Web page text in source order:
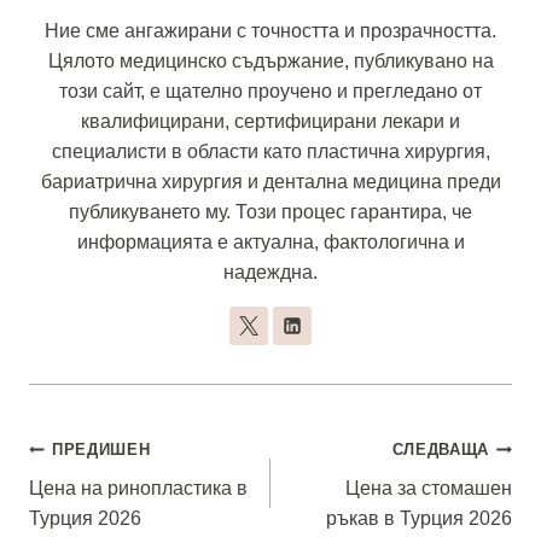
Ние сме ангажирани с точността и прозрачността.
Цялото медицинско съдържание, публикувано на
този сайт, е щателно проучено и прегледано от
квалифицирани, сертифицирани лекари и
специалисти в области като пластична хирургия,
бариатрична хирургия и дентална медицина преди
публикуването му. Този процес гарантира, че
информацията е актуална, фактологична и
надеждна.
Навигация
ПРЕДИШЕН
Цена на ринопластика в
Турция 2026
СЛЕДВАЩА
Цена за стомашен
ръкав в Турция 2026